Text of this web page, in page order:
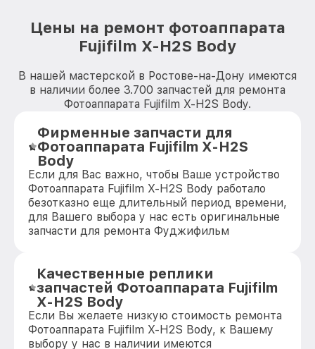
Цены на ремонт фотоаппарата
Fujifilm X-H2S Body
В нашей мастерской в Ростове-на-Дону имеются
в наличии более 3.700 запчастей для ремонта
Фотоаппарата Fujifilm X-H2S Body.
Фирменные запчасти для
Фотоаппарата Fujifilm X-H2S
Body
Если для Вас важно, чтобы Ваше устройство
Фотоаппарата Fujifilm X-H2S Body работало
безотказно еще длительный период времени,
для Вашего выбора у нас есть оригинальные
запчасти для ремонта Фуджифильм
Качественные реплики
запчастей Фотоаппарата Fujifilm
X-H2S Body
Если Вы желаете низкую стоимость ремонта
Фотоаппарата Fujifilm X-H2S Body, к Вашему
выбору у нас в наличии имеются